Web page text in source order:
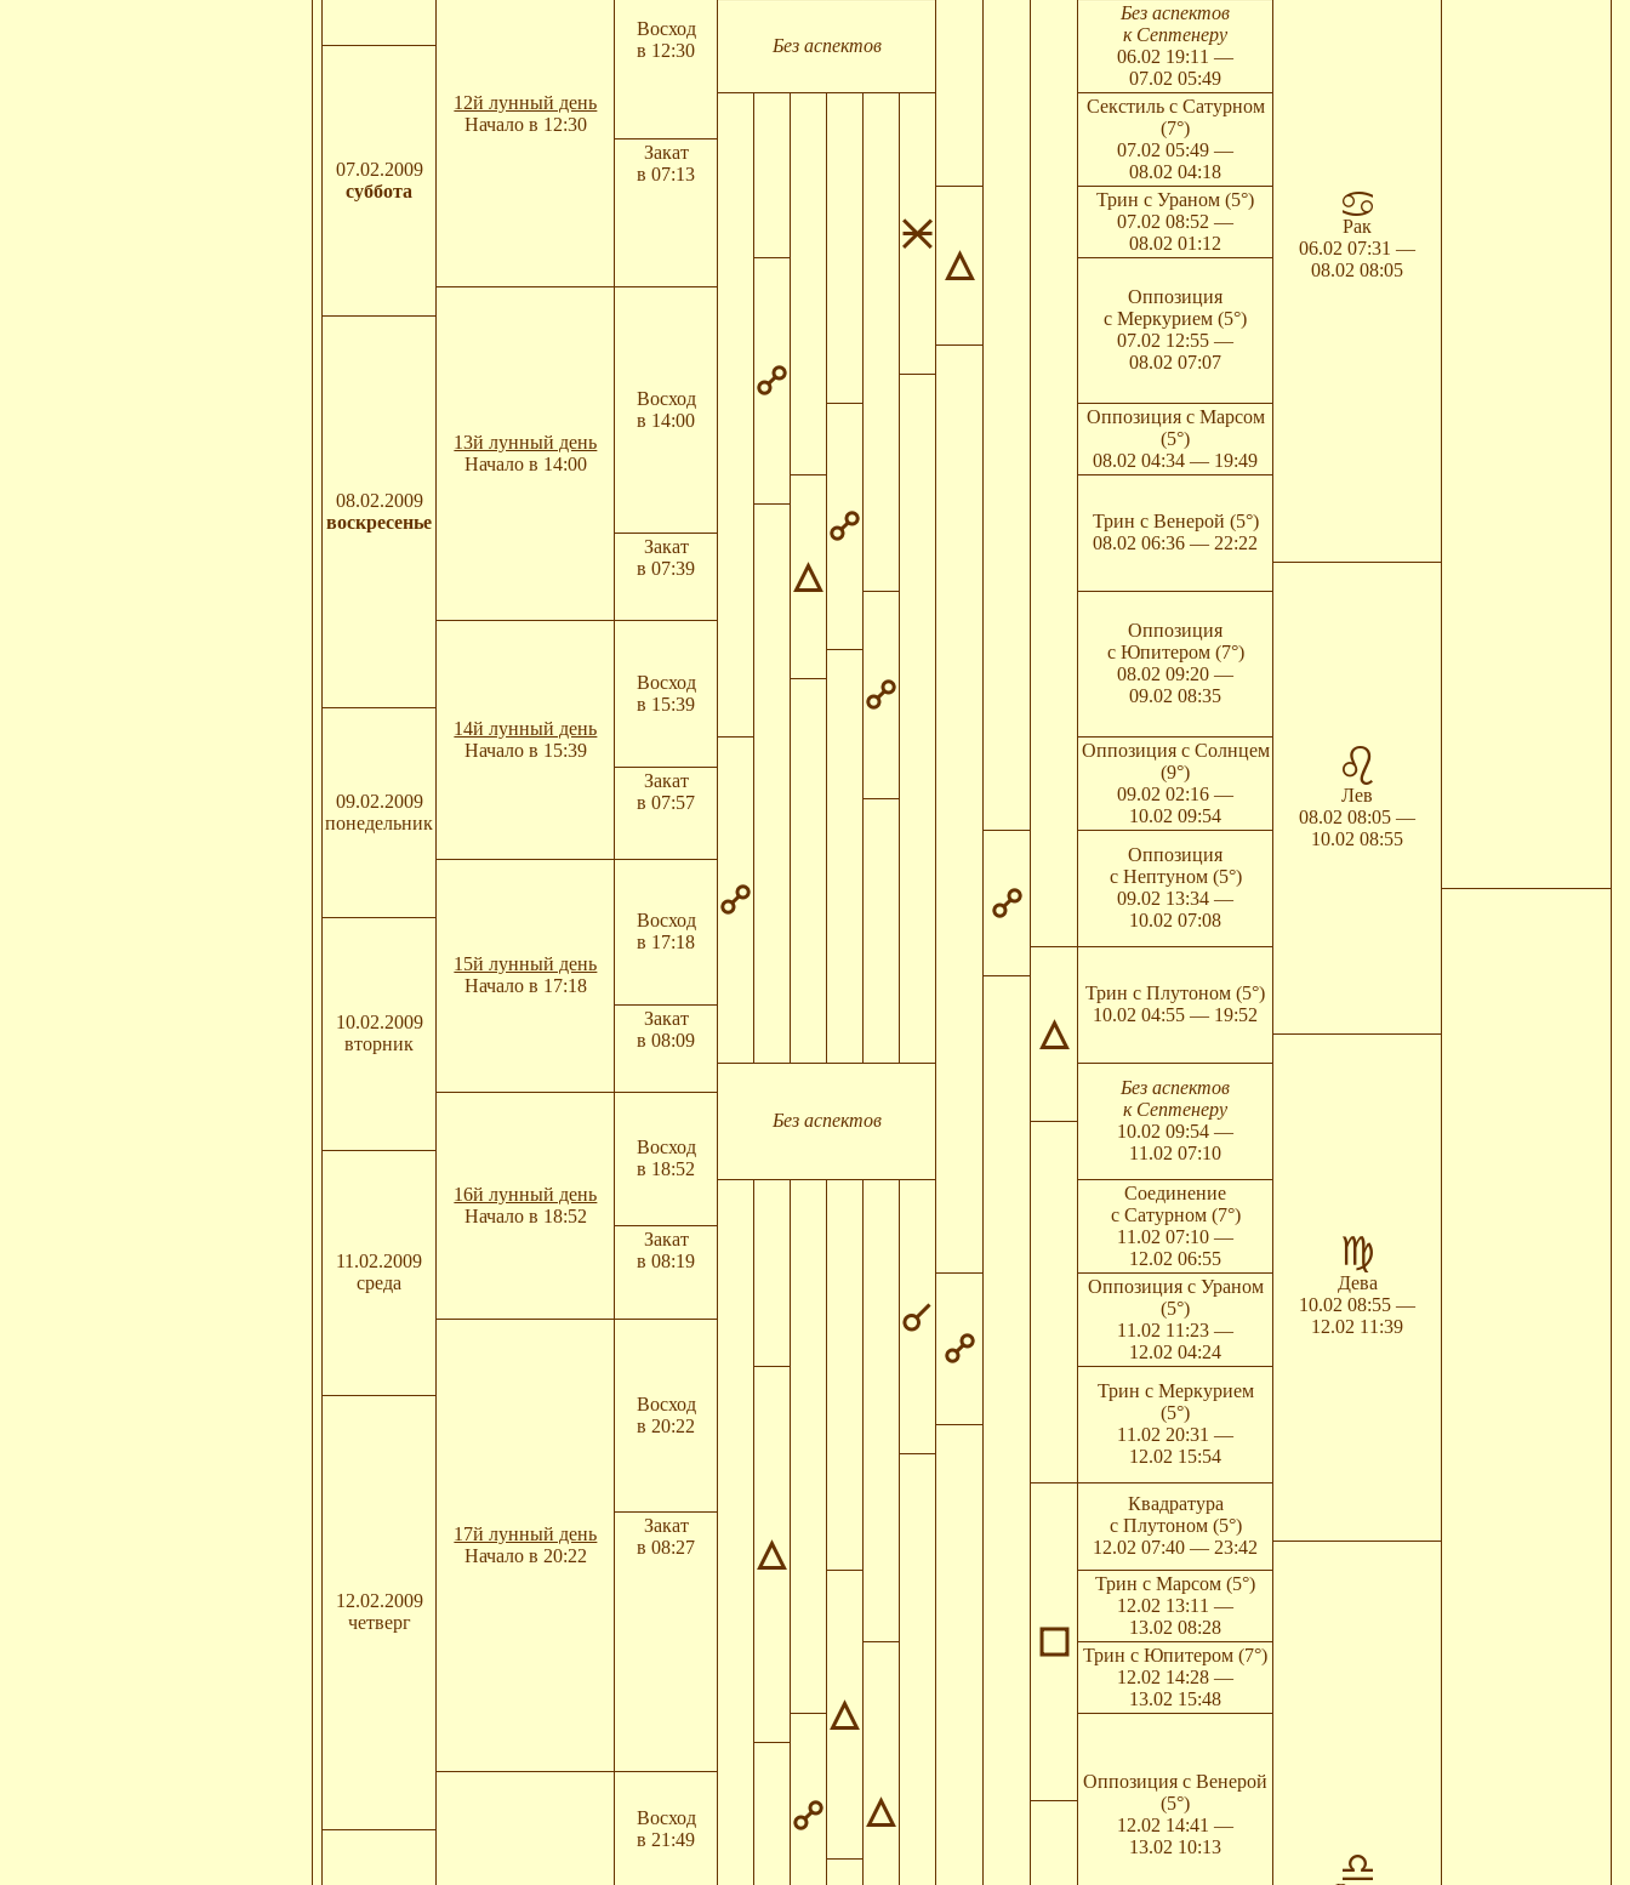
Рак
06.02 07:31 —
08.02 08:05
12й лунный день
Начало в 12:30
Восход
в 12:30
Без аспектов
Без аспектов
к Септенеру
06.02 19:11 —
07.02 05:49
07.02.2009
суббота
Секстиль с Сатурном
(7°)
07.02 05:49 —
08.02 04:18
Закат
в 07:13
Трин с Ураном (5°)
07.02 08:52 —
08.02 01:12
Оппозиция
с Меркурием (5°)
07.02 12:55 —
08.02 07:07
13й лунный день
Начало в 14:00
Восход
в 14:00
08.02.2009
воскресенье
Оппозиция с Марсом
(5°)
08.02 04:34 — 19:49
Трин с Венерой (5°)
08.02 06:36 — 22:22
Закат
в 07:39
Лев
08.02 08:05 —
10.02 08:55
Оппозиция
с Юпитером (7°)
08.02 09:20 —
09.02 08:35
14й лунный день
Начало в 15:39
Восход
в 15:39
09.02.2009
понедельник
Оппозиция с Солнцем
(9°)
09.02 02:16 —
10.02 09:54
Закат
в 07:57
Оппозиция
с Нептуном (5°)
09.02 13:34 —
10.02 07:08
15й лунный день
Начало в 17:18
Восход
в 17:18
10.02.2009
вторник
Трин с Плутоном (5°)
10.02 04:55 — 19:52
Закат
в 08:09
Дева
10.02 08:55 —
12.02 11:39
Без аспектов
Без аспектов
к Септенеру
10.02 09:54 —
11.02 07:10
16й лунный день
Начало в 18:52
Восход
в 18:52
11.02.2009
среда
Соединение
с Сатурном (7°)
11.02 07:10 —
12.02 06:55
Закат
в 08:19
Оппозиция с Ураном
(5°)
11.02 11:23 —
12.02 04:24
17й лунный день
Начало в 20:22
Восход
в 20:22
Трин с Меркурием
(5°)
11.02 20:31 —
12.02 15:54
12.02.2009
четверг
Квадратура
с Плутоном (5°)
12.02 07:40 — 23:42
Закат
в 08:27
Трин с Марсом (5°)
12.02 13:11 —
13.02 08:28
Трин с Юпитером (7°)
12.02 14:28 —
13.02 15:48
Оппозиция с Венерой
(5°)
12.02 14:41 —
13.02 10:13
Восход
в 21:49